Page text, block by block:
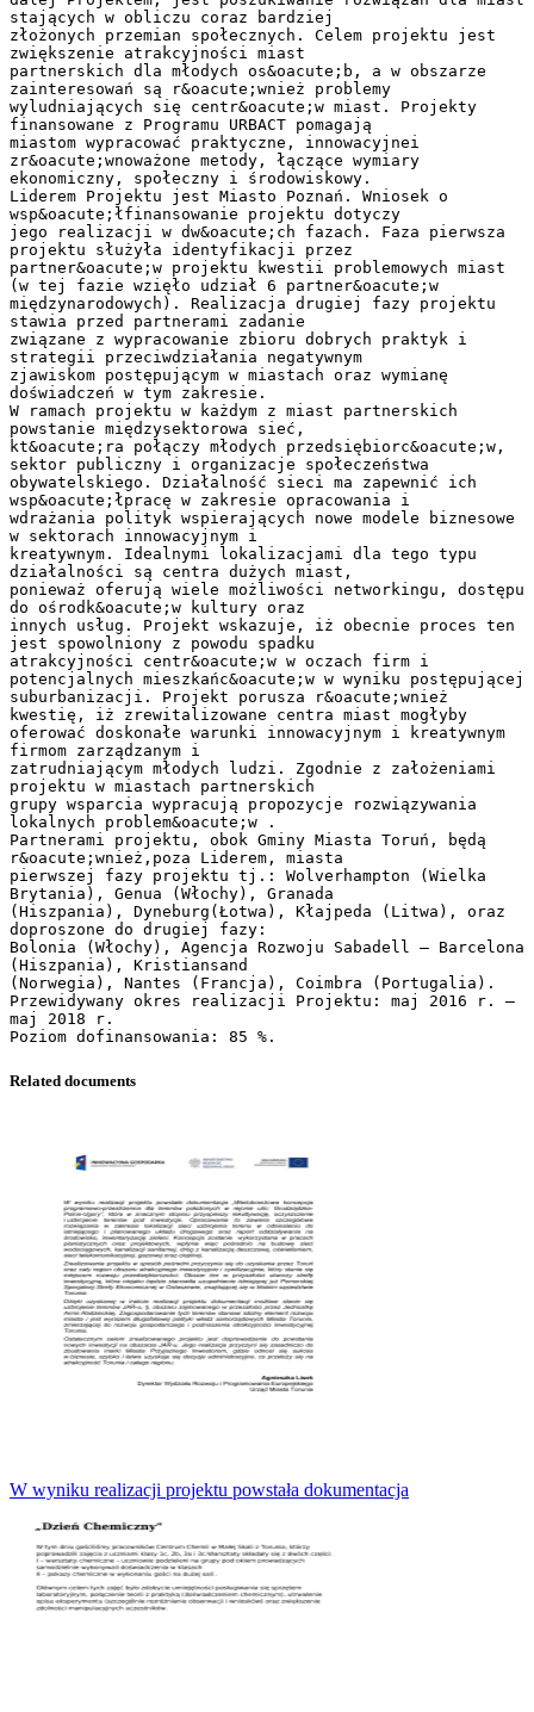
stających w obliczu coraz bardziej
złożonych przemian społecznych. Celem projektu jest
zwiększenie atrakcyjności miast
partnerskich dla młodych os&oacute;b, a w obszarze
zainteresowań są r&oacute;wnież problemy
wyludniających się centr&oacute;w miast. Projekty
finansowane z Programu URBACT pomagają
miastom wypracować praktyczne, innowacyjnei
zr&oacute;wnoważone metody, łączące wymiary
ekonomiczny, społeczny i środowiskowy.
Liderem Projektu jest Miasto Poznań. Wniosek o
wsp&oacute;łfinansowanie projektu dotyczy
jego realizacji w dw&oacute;ch fazach. Faza pierwsza
projektu służyła identyfikacji przez
partner&oacute;w projektu kwestii problemowych miast
(w tej fazie wzięło udział 6 partner&oacute;w
międzynarodowych). Realizacja drugiej fazy projektu
stawia przed partnerami zadanie
związane z wypracowanie zbioru dobrych praktyk i
strategii przeciwdziałania negatywnym
zjawiskom postępującym w miastach oraz wymianę
doświadczeń w tym zakresie.
W ramach projektu w każdym z miast partnerskich
powstanie międzysektorowa sieć,
kt&oacute;ra połączy młodych przedsiębiorc&oacute;w,
sektor publiczny i organizacje społeczeństwa
obywatelskiego. Działalność sieci ma zapewnić ich
wsp&oacute;łpracę w zakresie opracowania i
wdrażania polityk wspierających nowe modele biznesowe
w sektorach innowacyjnym i
kreatywnym. Idealnymi lokalizacjami dla tego typu
działalności są centra dużych miast,
ponieważ oferują wiele możliwości networkingu, dostępu
do ośrodk&oacute;w kultury oraz
innych usług. Projekt wskazuje, iż obecnie proces ten
jest spowolniony z powodu spadku
atrakcyjności centr&oacute;w w oczach firm i
potencjalnych mieszkańc&oacute;w w wyniku postępującej
suburbanizacji. Projekt porusza r&oacute;wnież
kwestię, iż zrewitalizowane centra miast mogłyby
oferować doskonałe warunki innowacyjnym i kreatywnym
firmom zarządzanym i
zatrudniającym młodych ludzi. Zgodnie z założeniami
projektu w miastach partnerskich
grupy wsparcia wypracują propozycje rozwiązywania
lokalnych problem&oacute;w .
Partnerami projektu, obok Gminy Miasta Toruń, będą
r&oacute;wnież,poza Liderem, miasta
pierwszej fazy projektu tj.: Wolverhampton (Wielka
Brytania), Genua (Włochy), Granada
(Hiszpania), Dyneburg(Łotwa), Kłajpeda (Litwa), oraz
doproszone do drugiej fazy:
Bolonia (Włochy), Agencja Rozwoju Sabadell – Barcelona
(Hiszpania), Kristiansand
(Norwegia), Nantes (Francja), Coimbra (Portugalia).
Przewidywany okres realizacji Projektu: maj 2016 r. –
maj 2018 r.
Related documents
W wyniku realizacji projektu powstała dokumentacja